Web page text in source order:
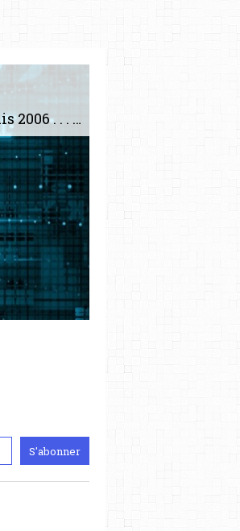
Le plus gros site de philosophie de France ! ABONNEZ-VOUS ! 4115 Articles, 1634 abonné·e·s, depuis 2006 . . . . . . . . 2 852 214 pages vues jusqu'à présent. Prestance et être apte à un plus grand nombre de choses.
site, créé
anti-CPE,